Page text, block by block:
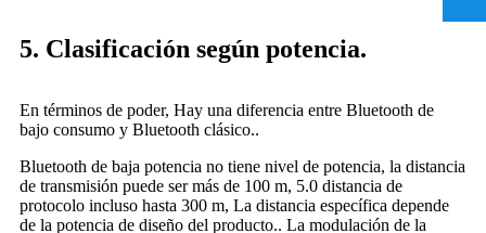
5. Clasificación según potencia.
En términos de poder, Hay una diferencia entre Bluetooth de
bajo consumo y Bluetooth clásico..
Bluetooth de baja potencia no tiene nivel de potencia, la distancia
de transmisión puede ser más de 100 m, 5.0 distancia de
protocolo incluso hasta 300 m, La distancia específica depende
de la potencia de diseño del producto.. La modulación de la